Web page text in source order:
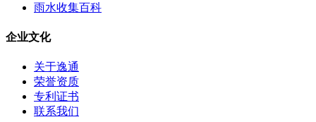
雨水收集百科
企业文化
关于逸通
荣誉资质
专利证书
联系我们